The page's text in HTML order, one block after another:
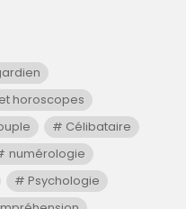
horoscopes
Célibataire
numérologie
Psychologie